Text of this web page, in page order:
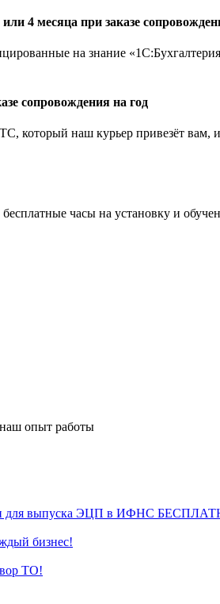
4 месяца при заказе
на знание
сопровождения на год
который наш курьер привезёт вам,
часы на установку и
опыт работы
для выпуска ЭЦП в ИФНС
бизнес!
ТО!